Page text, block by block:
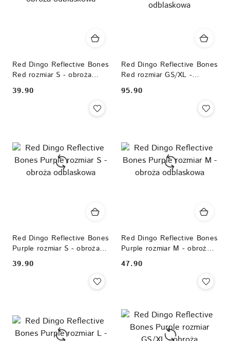
Red Dingo Reflective Bones
Red rozmiar S - obroża
odblaskowa
Cena:
39.90
Red Dingo Reflective Bones
Red rozmiar GS/XL -
obroża odblaskowa
Cena:
95.90
Red Dingo Reflective Bones
Purple rozmiar S - obroża
odblaskowa
Cena:
39.90
Red Dingo Reflective Bones
Purple rozmiar M - obroża
odblaskowa
Cena:
47.90